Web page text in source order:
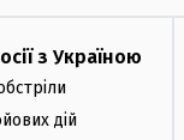
з Україною
дій